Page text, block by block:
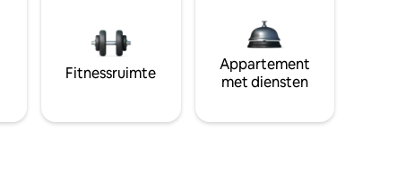
Fitnessruimte
Appartement
met diensten